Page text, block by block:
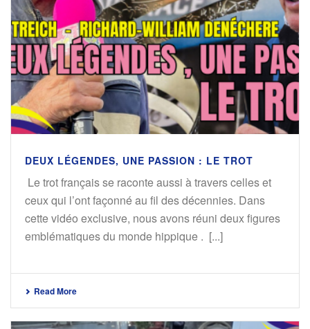
DEUX LÉGENDES, UNE PASSION : LE TROT
Le trot français se raconte aussi à travers celles et
ceux qui l’ont façonné au fil des décennies. Dans
cette vidéo exclusive, nous avons réuni deux figures
emblématiques du monde hippique . [...]
Read More